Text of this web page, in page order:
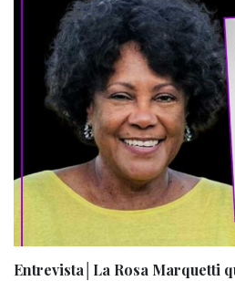
Entrevista│La Rosa Marquetti